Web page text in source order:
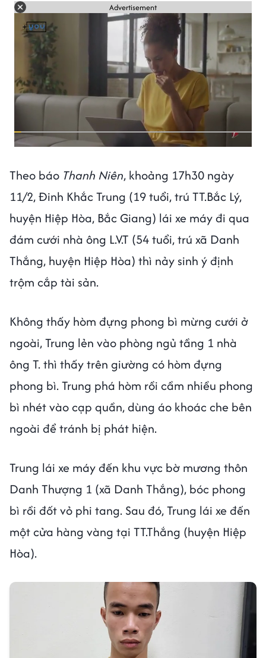
Advertisement
Theo báo Thanh Niên, khoảng 17h30 ngày
11/2, Đinh Khắc Trung (19 tuổi, trú TT.Bắc Lý,
huyện Hiệp Hòa, Bắc Giang) lái xe máy đi qua
đám cưới nhà ông L.V.T (54 tuổi, trú xã Danh
Thắng, huyện Hiệp Hòa) thì nảy sinh ý định
trộm cắp tài sản.
Không thấy hòm đựng phong bì mừng cưới ở
ngoài, Trung lẻn vào phòng ngủ tầng 1 nhà
ông T. thì thấy trên giường có hòm đựng
phong bì. Trung phá hòm rồi cầm nhiều phong
bì nhét vào cạp quần, dùng áo khoác che bên
ngoài để tránh bị phát hiện.
Trung lái xe máy đến khu vực bờ mương thôn
Danh Thượng 1 (xã Danh Thắng), bóc phong
bì rồi đốt vỏ phi tang. Sau đó, Trung lái xe đến
một cửa hàng vàng tại TT.Thắng (huyện Hiệp
Hòa).